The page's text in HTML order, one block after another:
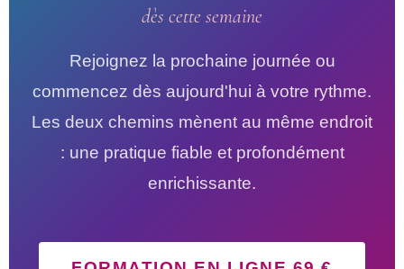
dès cette semaine
Rejoignez la prochaine journée ou
commencez dès aujourd'hui à votre rythme.
Les deux chemins mènent au même endroit
: une pratique fiable et profondément
enrichissante.